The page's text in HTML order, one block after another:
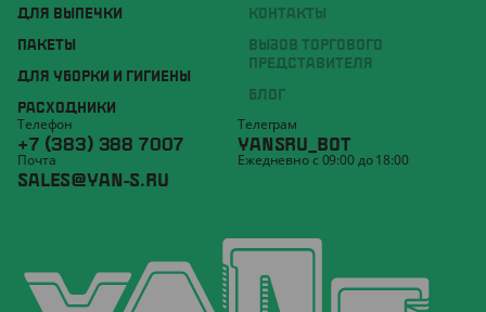
ДЛЯ ВЫПЕЧКИ
ПАКЕТЫ
ДЛЯ УБОРКИ И ГИГИЕНЫ
РАСХОДНИКИ
КОНТАКТЫ
ВЫЗОВ ТОРГОВОГО
ПРЕДСТАВИТЕЛЯ
БЛОГ
Телефон
+7 (383) 388 7007
Телеграм
YANSRU_BOT
Почта
SALES@YAN-S.RU
Ежедневно с 09:00 до 18:00